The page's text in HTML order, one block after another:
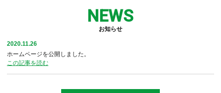
NEWS
お知らせ
2020.11.26
ホームページを公開しました。
この記事を読む